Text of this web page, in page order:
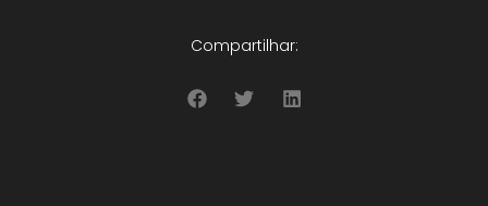
Compartilhar: